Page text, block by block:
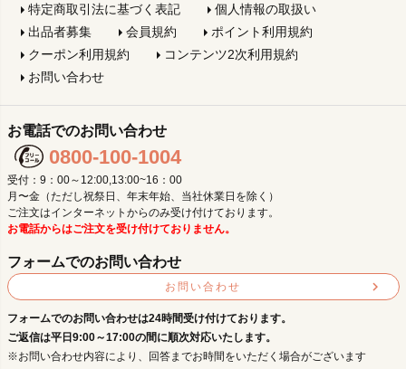
特定商取引法に基づく表記
個人情報の取扱い
出品者募集
会員規約
ポイント利用規約
クーポン利用規約
コンテンツ2次利用規約
お問い合わせ
お電話でのお問い合わせ
0800-100-1004
受付：9：00～12:00,13:00~16：00
月〜金（ただし祝祭日、年末年始、当社休業日を除く）
ご注文はインターネットからのみ受け付けております。
お電話からはご注文を受け付けておりません。
フォームでのお問い合わせ
お問い合わせ
フォームでのお問い合わせは24時間受け付けております。
ご返信は平日9:00～17:00の間に順次対応いたします。
※お問い合わせ内容により、回答までお時間をいただく場合がございます